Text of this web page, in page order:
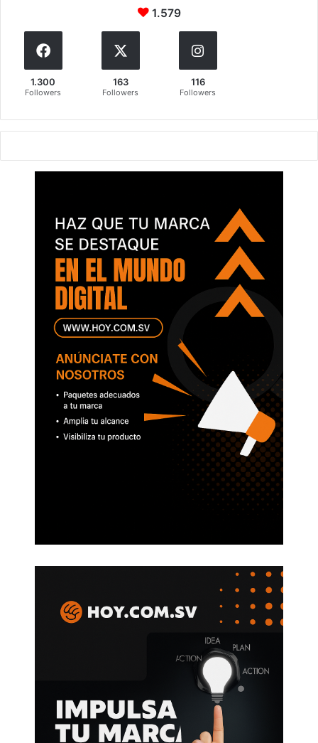
1.579
1.300
Followers
163
Followers
116
Followers